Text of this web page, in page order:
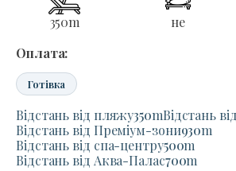
350m
не
Оплата:
Готівка
Відстань від пляжу350mВідстань
Відстань від Преміум-зони930m
Відстань від спа-центру500m
Відстань від Аква-Палас700m